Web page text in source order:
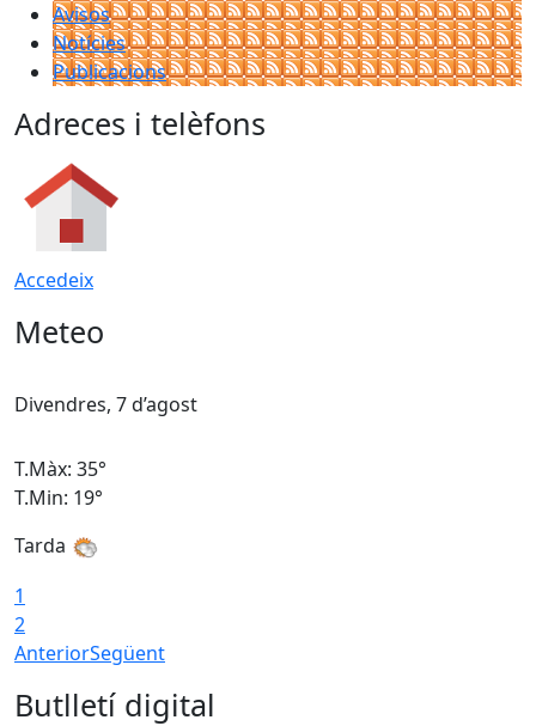
Avisos
Notícies
Publicacions
Adreces i telèfons
Accedeix
Meteo
Divendres, 7 d’agost
T.Màx: 35°
T.Min: 19°
Tarda
1
2
AnteriorSegüent
Butlletí digital